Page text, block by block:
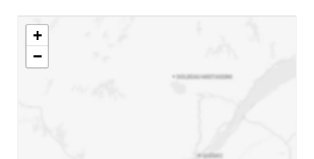
+
−